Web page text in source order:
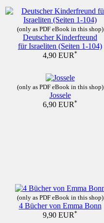
(only as PDF eBook in this shop)
Deutscher Kinderfreund
für Israeliten (Seiten 1-104)
4,90 EUR*
(only as PDF eBook in this shop)
Jossele
6,90 EUR*
(only as PDF eBook in this shop)
4 Bücher von Emma Bonn
9,90 EUR*